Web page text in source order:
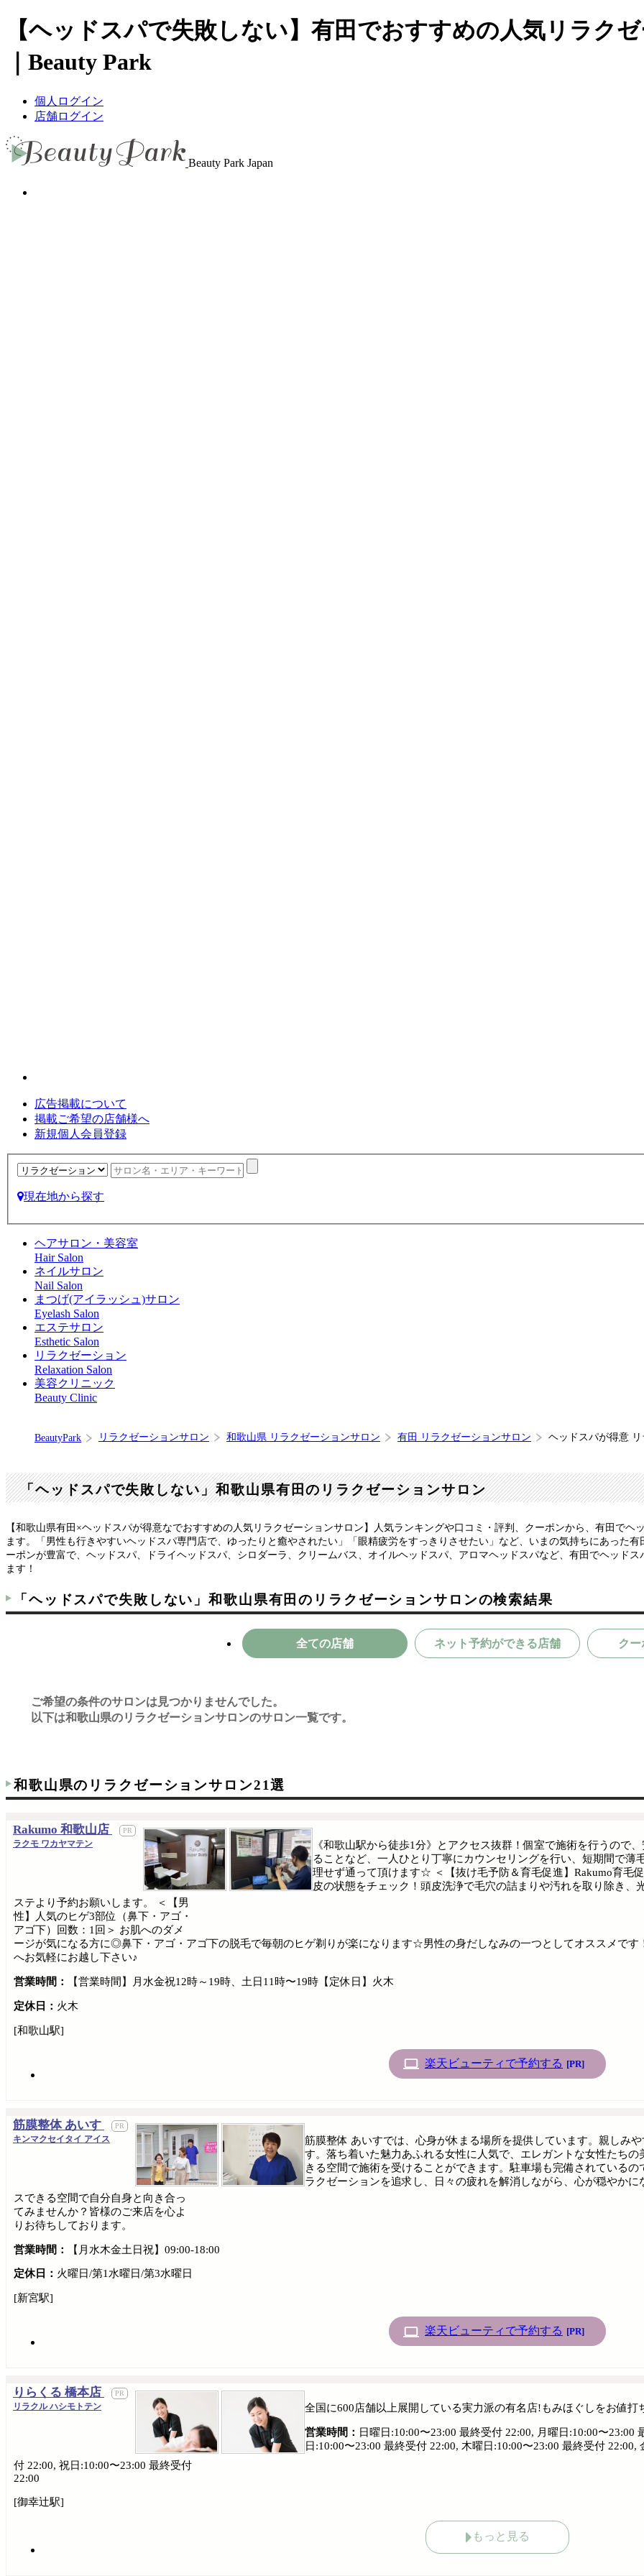
【ヘッドスパで失敗しない】有田でおすすめの人気リラク
｜Beauty Park
個人ログイン
店舗ログイン
Beauty Park Japan
広告掲載について
掲載ご希望の店舗様へ
新規個人会員登録
現在地から探す
ヘアサロン・美容室
Hair Salon
ネイルサロン
Nail Salon
まつげ(アイラッシュ)サロン
Eyelash Salon
エステサロン
Esthetic Salon
リラクゼーション
Relaxation Salon
美容クリニック
Beauty Clinic
BeautyPark リラクゼーションサロン 和歌山県 リラクゼーションサロン 有田 リラクゼーションサロン ヘッドスパが得意
「ヘッドスパで失敗しない」和歌山県有田のリラクゼーションサロン
【和歌山県有田×ヘッドスパが得意なでおすすめの人気リラクゼーションサロン】人気ランキングや口コミ・評判、クーポンから、有田で
ます。「男性も行きやすいヘッドスパ専門店で、ゆったりと癒やされたい」「眼精疲労をすっきりさせたい」など、いまの気持ちにあった
ーポンが豊富で、ヘッドスパ、ドライヘッドスパ、シロダーラ、クリームバス、オイルヘッドスパ、アロマヘッドスパなど、有田でヘッド
ます！
「ヘッドスパで失敗しない」和歌山県有田のリラクゼーションサロンの検索結果
全ての店舗 ネット予約ができる店舗 クー
ご希望の条件のサロンは見つかりませんでした。
以下は和歌山県のリラクゼーションサロンのサロン一覧です。
和歌山県のリラクゼーションサロン21選
Rakumo 和歌山店
ラクモ ワカヤマテン
《和歌山駅から徒歩1分》とアクセス抜群！個室で施術を行うので
ることなど、一人ひとり丁寧にカウンセリングを行い、短期間で
理せず通って頂けます☆ ＜【抜け毛予防＆育毛促進】Rakumo育毛
皮の状態をチェック！頭皮洗浄で毛穴の詰まりや汚れを取り除き
ステより予約お願いします。 ＜【男
性】人気のヒゲ3部位（鼻下・アゴ・
アゴ下）回数：1回＞ お肌へのダメ
ージが気になる方に◎鼻下・アゴ・アゴ下の脱毛で毎朝のヒゲ剃りが楽になります☆男性の身だしなみの一つとしてオススメです
へお気軽にお越し下さい♪
営業時間： 【営業時間】月水金祝12時～19時、土日11時〜19時【定休日】火木
定休日： 火木
[和歌山駅]
楽天ビューティで予約する [PR]
筋膜整体 あいす
キンマクセイタイ アイス
筋膜整体 あいすでは、心身が休まる場所を提供しています。親しみ
す。落ち着いた魅力あふれる女性に人気で、エレガントな女性たち
きる空間で施術を受けることができます。駐車場も完備されている
ラクゼーションを追求し、日々の疲れを解消しながら、心が穏やか
スできる空間で自分自身と向き合っ
てみませんか？皆様のご来店を心よ
りお待ちしております。
営業時間： 【月水木金土日祝】09:00-18:00
定休日： 火曜日/第1水曜日/第3水曜日
[新宮駅]
楽天ビューティで予約する [PR]
りらくる 橋本店
リラクル ハシモトテン 全国に600店舗以上展開している実力派の有名店!もみほぐしをお値
営業時間： 日曜日:10:00〜23:00 最終受付 22:00, 月曜日:10:00〜
日:10:00〜23:00 最終受付 22:00, 木曜日:10:00〜23:00 最終受付
付 22:00, 祝日:10:00〜23:00 最終受付
22:00
[御幸辻駅]
もっと見る